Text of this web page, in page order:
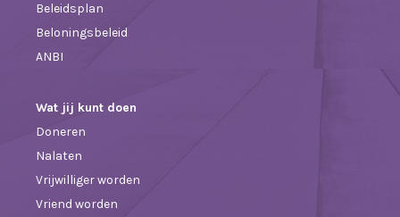
Beleidsplan
Beloningsbeleid
ANBI
Wat jij kunt doen
Doneren
Nalaten
Vrijwilliger worden
Vriend worden